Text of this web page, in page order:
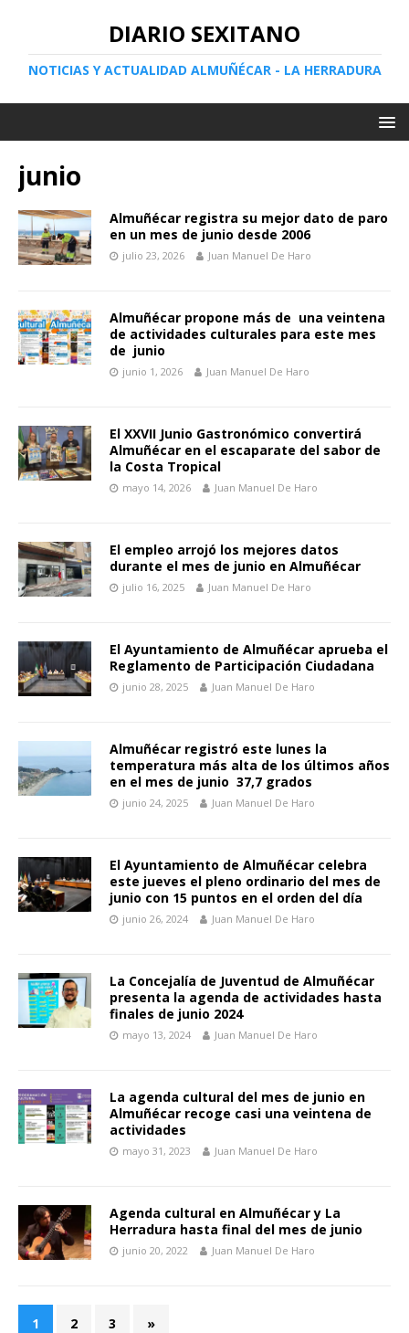
DIARIO SEXITANO
NOTICIAS Y ACTUALIDAD ALMUÑÉCAR - LA HERRADURA
junio
Almuñécar registra su mejor dato de paro
en un mes de junio desde 2006
julio 23, 2026 Juan Manuel De Haro
Almuñécar propone más de una veintena
de actividades culturales para este mes
de junio
junio 1, 2026 Juan Manuel De Haro
El XXVII Junio Gastronómico convertirá
Almuñécar en el escaparate del sabor de
la Costa Tropical
mayo 14, 2026 Juan Manuel De Haro
El empleo arrojó los mejores datos
durante el mes de junio en Almuñécar
julio 16, 2025 Juan Manuel De Haro
El Ayuntamiento de Almuñécar aprueba el
Reglamento de Participación Ciudadana
junio 28, 2025 Juan Manuel De Haro
Almuñécar registró este lunes la
temperatura más alta de los últimos años
en el mes de junio 37,7 grados
junio 24, 2025 Juan Manuel De Haro
El Ayuntamiento de Almuñécar celebra
este jueves el pleno ordinario del mes de
junio con 15 puntos en el orden del día
junio 26, 2024 Juan Manuel De Haro
La Concejalía de Juventud de Almuñécar
presenta la agenda de actividades hasta
finales de junio 2024
mayo 13, 2024 Juan Manuel De Haro
La agenda cultural del mes de junio en
Almuñécar recoge casi una veintena de
actividades
mayo 31, 2023 Juan Manuel De Haro
Agenda cultural en Almuñécar y La
Herradura hasta final del mes de junio
junio 20, 2022 Juan Manuel De Haro
1 2 3 »